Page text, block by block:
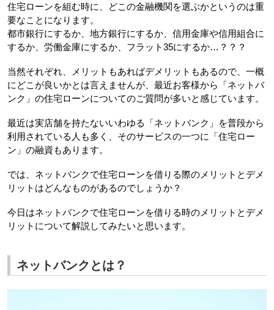
住宅ローンを組む時に、どこの金融機関を選ぶかというのは重
要なことになります。
都市銀行にするか、地方銀行にするか、信用金庫や信用組合に
するか、労働金庫にするか、フラット35にするか…？？？
当然それぞれ、メリットもあればデメリットもあるので、一概
にどこが良いかとは言えませんが、最近お客様から「ネットバ
ンク」の住宅ローンについてのご質問が多いと感じています。
最近は実店舗を持たないいわゆる「ネットバンク」を普段から
利用されている人も多く、そのサービスの一つに「住宅ロー
ン」の融資もあります。
では、ネットバンクで住宅ローンを借りる際のメリットとデメ
リットはどんなものがあるのでしょうか？
今日はネットバンクで住宅ローンを借りる時のメリットとデメ
リットについて解説してみたいと思います。
ネットバンクとは？